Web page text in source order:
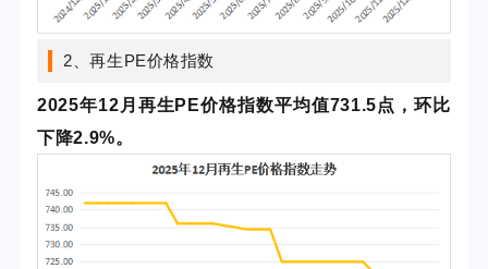
2、再生PE价格指数
2025年12月再生PE价格指数平均值731.5点，环比
下降2.9%。